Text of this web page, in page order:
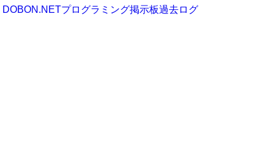
DOBON.NETプログラミング掲示板過去ログ